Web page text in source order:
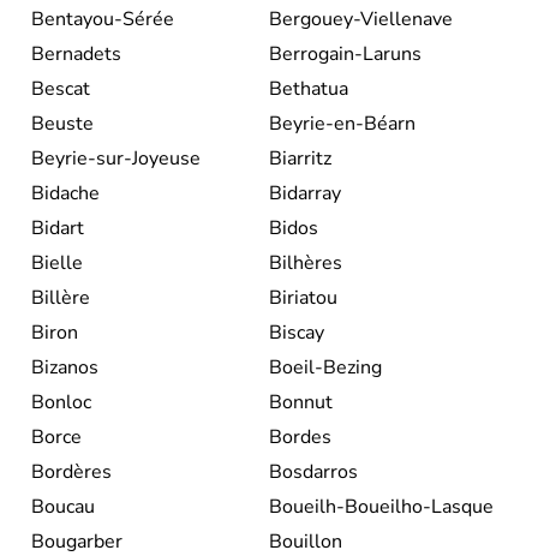
Bentayou-Sérée
Bergouey-Viellenave
Bernadets
Berrogain-Laruns
Bescat
Bethatua
Beuste
Beyrie-en-Béarn
Beyrie-sur-Joyeuse
Biarritz
Bidache
Bidarray
Bidart
Bidos
Bielle
Bilhères
Billère
Biriatou
Biron
Biscay
Bizanos
Boeil-Bezing
Bonloc
Bonnut
Borce
Bordes
Bordères
Bosdarros
Boucau
Boueilh-Boueilho-Lasque
Bougarber
Bouillon